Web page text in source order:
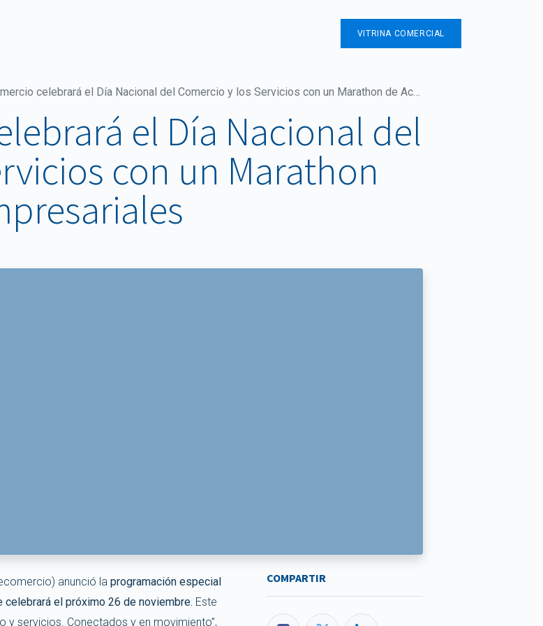
VITRINA COMERCIAL
celebrará el Día Nacional del Comercio y los Servicios con un Marathon de Actividades Empresariales
el Día Nacional del
con un Marathon
anunció la programación especial
el próximo 26 de noviembre. Este
y servicios. Conectados y en movimiento”,
COMPARTIR